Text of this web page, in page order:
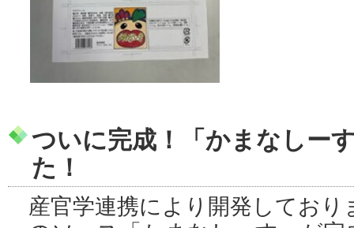
ついに完成！「かまなしー
た！
産官学連携により開発してお